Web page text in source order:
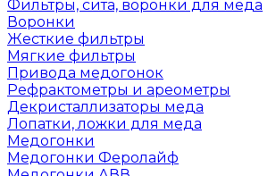
Фильтры, сита, воронки для меда
Воронки
Жесткие фильтры
Мягкие фильтры
Привода медогонок
Рефрактометры и ареометры
Декристаллизаторы меда
Лопатки, ложки для меда
Медогонки
Медогонки Феролайф